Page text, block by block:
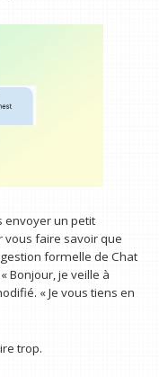
envoyer un petit
vous faire savoir que
formelle de Chat
Bonjour, je veille à
« Je vous tiens en
trop.